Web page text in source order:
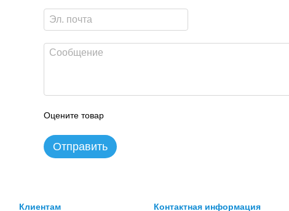
Оцените товар
Отправить
Клиентам Контактная информация